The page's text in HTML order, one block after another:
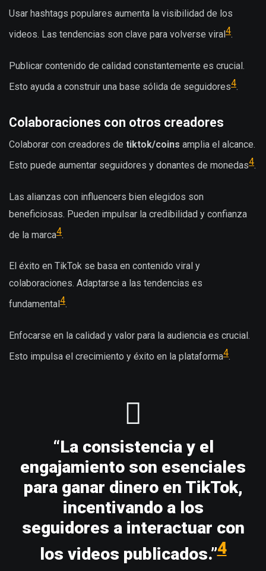
Usar hashtags populares aumenta la visibilidad de los
videos. Las tendencias son clave para volverse viral 4.
Publicar contenido de calidad constantemente es crucial.
Esto ayuda a construir una base sólida de seguidores4.
Colaboraciones con otros creadores
Colaborar con creadores de tiktok/coins amplia el alcance.
Esto puede aumentar seguidores y donantes de monedas4.
Las alianzas con influencers bien elegidos son
beneficiosas. Pueden impulsar la credibilidad y confianza
de la marca4.
El éxito en TikTok se basa en contenido viral y
colaboraciones. Adaptarse a las tendencias es
fundamental 4.
Enfocarse en la calidad y valor para la audiencia es crucial.
Esto impulsa el crecimiento y éxito en la plataforma4.
“La consistencia y el
engajamiento son esenciales
para ganar dinero en TikTok,
incentivando a los
seguidores a interactuar con
los videos publicados.”4